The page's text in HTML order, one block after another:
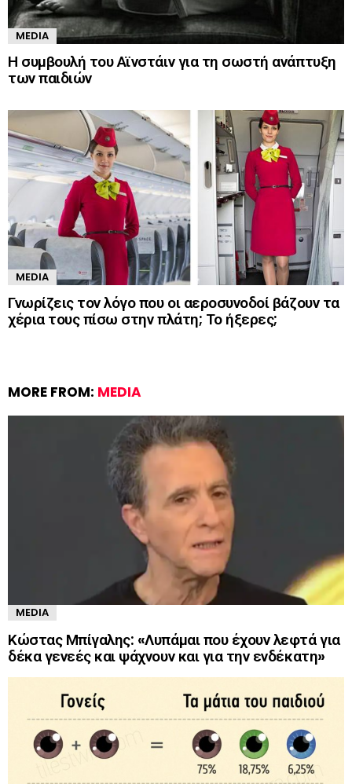
MEDIA
Η συμβουλή του Αϊνστάιν για τη σωστή ανάπτυξη
των παιδιών
MEDIA
Γνωρίζεις τον λόγο που οι αεροσυνοδοί βάζουν τα
χέρια τους πίσω στην πλάτη; Το ήξερες;
MORE FROM: MEDIA
MEDIA
Κώστας Μπίγαλης: «Λυπάμαι που έχουν λεφτά για
δέκα γενεές και ψάχνουν και για την ενδέκατη»